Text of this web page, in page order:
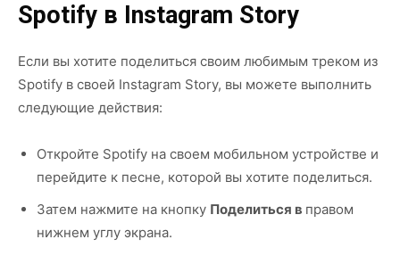
Spotify в Instagram Story
Если вы хотите поделиться своим любимым треком из
Spotify в своей Instagram Story, вы можете выполнить
следующие действия:
Откройте Spotify на своем мобильном устройстве и
перейдите к песне, которой вы хотите поделиться.
Затем нажмите на кнопку Поделиться в правом
нижнем углу экрана.